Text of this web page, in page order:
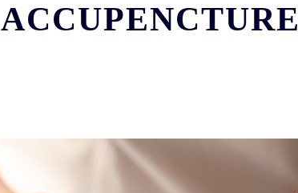
ACCUPENCTURE